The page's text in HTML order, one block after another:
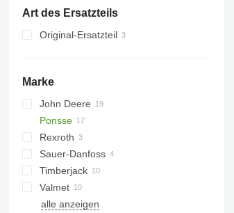
Art des Ersatzteils
Original-Ersatzteil
Marke
John Deere
1070 E
1110
1170 E
1210
1270
1470
Ponsse
Ergo
Ergo 6w
Fox
Scorpion
Rexroth
Sauer-Danfoss
Timberjack
810
870
Valmet
840
alle anzeigen